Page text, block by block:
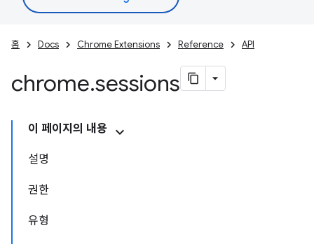
홈 Docs Chrome Extensions Reference API
chrome.sessions
이 페이지의 내용
설명
권한
유형